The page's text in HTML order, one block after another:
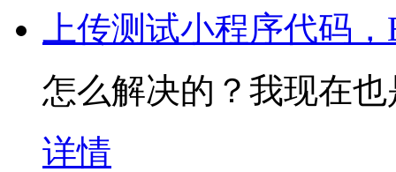
上传测试小程序代码，
怎么解决的？我现在
详情